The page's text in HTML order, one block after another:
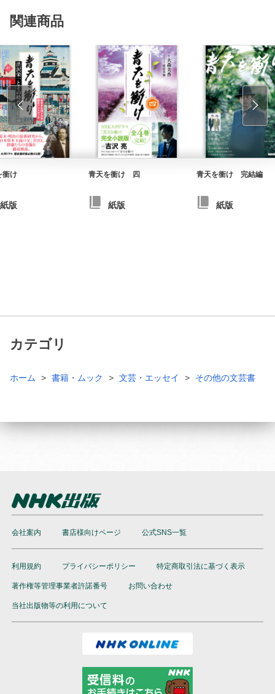
関連商品
衝け
紙版
青天を衝け 四
紙版
青天を衝け 完結編
紙版
カテゴリ
ホーム 書籍・ムック 文芸・エッセイ その他の文芸書
会社案内 書店様向けページ 公式SNS一覧
利用規約 プライバシーポリシー 特定商取引法に基づく表示
著作権等管理事業者許諾番号 お問い合わせ
当社出版物等の利用について